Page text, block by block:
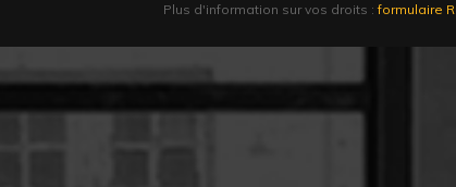
Plus d'information sur vos droits :formulaire